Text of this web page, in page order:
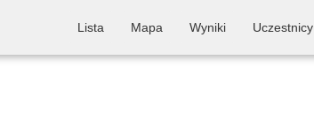
Lista Mapa Wyniki Uczestnicy